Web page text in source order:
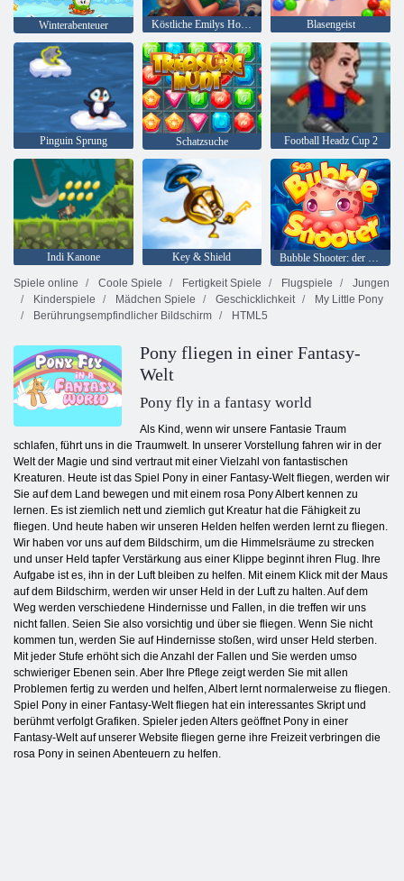
Winterabenteuer Köstliche Emilys Hopes & Fears Blasengeist
Pinguin Sprung Schatzsuche Football Headz Cup 2
Indi Kanone Key & Shield
Bubble Shooter: der See
Spiele online
Coole Spiele Fertigkeit Spiele Flugspiele
Jungen
Kinderspiele
Mädchen Spiele Geschicklichkeit
My Little Pony
Berührungsempfindlicher Bildschirm
HTML5
Pony fliegen in einer Fantasy-
Welt
Pony fly in a fantasy world
Als Kind, wenn wir unsere Fantasie Traum
schlafen, führt uns in die Traumwelt. In unserer Vorstellung fahren wir in der
Welt der Magie und sind vertraut mit einer Vielzahl von fantastischen
Kreaturen. Heute ist das Spiel Pony in einer Fantasy-Welt fliegen, werden wir
Sie auf dem Land bewegen und mit einem rosa Pony Albert kennen zu
lernen. Es ist ziemlich nett und ziemlich gut Kreatur hat die Fähigkeit zu
fliegen. Und heute haben wir unseren Helden helfen werden lernt zu fliegen.
Wir haben vor uns auf dem Bildschirm, um die Himmelsräume zu strecken
und unser Held tapfer Verstärkung aus einer Klippe beginnt ihren Flug. Ihre
Aufgabe ist es, ihn in der Luft bleiben zu helfen. Mit einem Klick mit der Maus
auf dem Bildschirm, werden wir unser Held in der Luft zu halten. Auf dem
Weg werden verschiedene Hindernisse und Fallen, in die treffen wir uns
nicht fallen. Seien Sie also vorsichtig und über sie fliegen. Wenn Sie nicht
kommen tun, werden Sie auf Hindernisse stoßen, wird unser Held sterben.
Mit jeder Stufe erhöht sich die Anzahl der Fallen und Sie werden umso
schwieriger Ebenen sein. Aber Ihre Pflege zeigt werden Sie mit allen
Problemen fertig zu werden und helfen, Albert lernt normalerweise zu fliegen.
Spiel Pony in einer Fantasy-Welt fliegen hat ein interessantes Skript und
berühmt verfolgt Grafiken. Spieler jeden Alters geöffnet Pony in einer
Fantasy-Welt auf unserer Website fliegen gerne ihre Freizeit verbringen die
rosa Pony in seinen Abenteuern zu helfen.